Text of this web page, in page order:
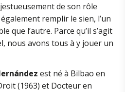
de son rôle
remplir le sien, l’un
que l’autre. Parce qu’il s’agit
nous avons tous à y jouer un
est né à Bilbao en
(1963) et Docteur en